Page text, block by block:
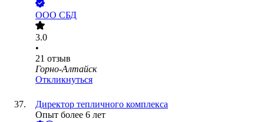
ООО СБД
3.0
•
21 отзыв
Горно-Алтайск
Откликнуться
Директор тепличного комплекса
Опыт более 6 лет